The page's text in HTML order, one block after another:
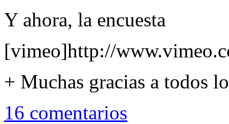
Y ahora, la encuesta
[vimeo]http://
+ Muchas gracias a todos
16 comentarios